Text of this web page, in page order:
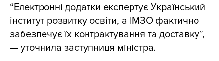
“Електронні додатки експертує Український
інститут розвитку освіти, а ІМЗО фактично
забезпечує їх контрактування та доставку”,
— уточнила заступниця міністра.